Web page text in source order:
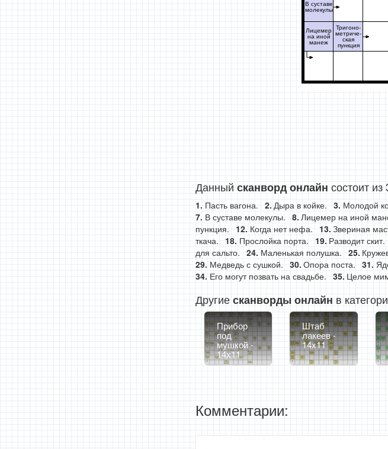
В суставе
молекулы
Лицемер
на иной
манеж
Тригоно-
метриче-
ская
пункция
Данный сканворд онлайн состоит
Пасть вагона. Дыра в койке. Молодой
В суставе молекулы.
Лицемер на иной
пункция.
Когда нет нефа. Звериная
ткача.
Прослойка порта. Разводит скит.
для сальто.
Маленькая полушка.
Медведь с сушкой.
Опора поста.
Его могут позвать на свадьбе.
Целое
Другиесканворды онлайн в
Прибор
под
мушкой -
14x11
Штаб
лакеев -
14x11
Комментарии: